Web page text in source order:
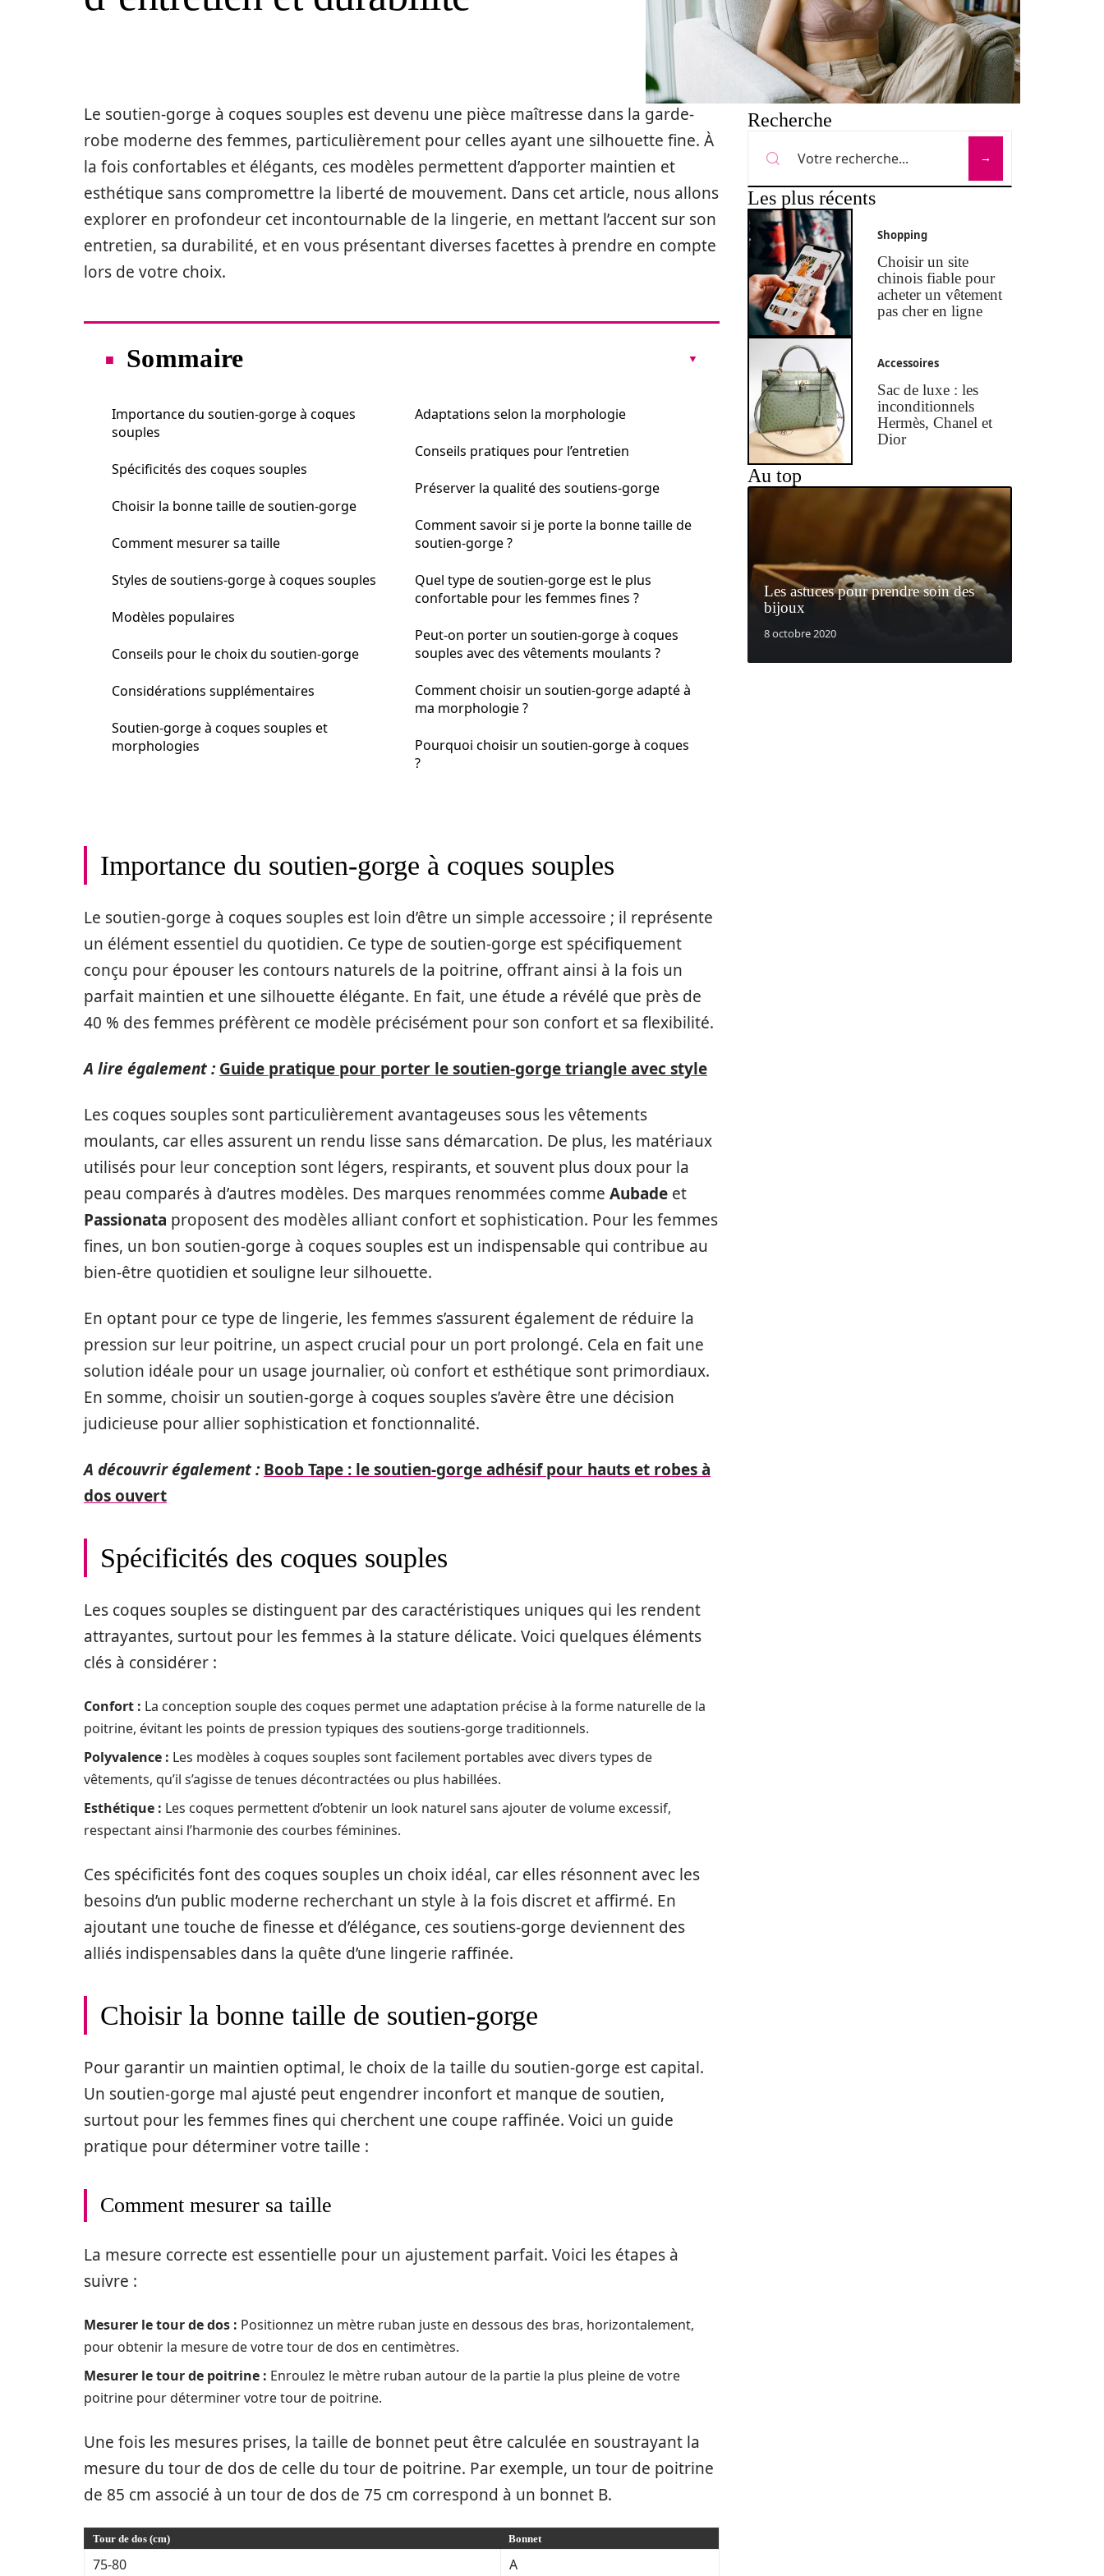
Le soutien-gorge à coques souples est devenu une pièce maîtresse dans la garde-
robe moderne des femmes, particulièrement pour celles ayant une silhouette fine. À
la fois confortables et élégants, ces modèles permettent d’apporter maintien et
esthétique sans compromettre la liberté de mouvement. Dans cet article, nous allons
explorer en profondeur cet incontournable de la lingerie, en mettant l’accent sur son
entretien, sa durabilité, et en vous présentant diverses facettes à prendre en compte
lors de votre choix.
Sommaire
Importance du soutien-gorge à coques
souples
Spécificités des coques souples
Choisir la bonne taille de soutien-gorge
Comment mesurer sa taille
Styles de soutiens-gorge à coques souples
Modèles populaires
Conseils pour le choix du soutien-gorge
Considérations supplémentaires
Soutien-gorge à coques souples et
morphologies
Adaptations selon la morphologie
Conseils pratiques pour l’entretien
Préserver la qualité des soutiens-gorge
Comment savoir si je porte la bonne taille de
soutien-gorge ?
Quel type de soutien-gorge est le plus
confortable pour les femmes fines ?
Peut-on porter un soutien-gorge à coques
souples avec des vêtements moulants ?
Comment choisir un soutien-gorge adapté à
ma morphologie ?
Pourquoi choisir un soutien-gorge à coques
?
Importance du soutien-gorge à coques souples
Le soutien-gorge à coques souples est loin d’être un simple accessoire ; il représente
un élément essentiel du quotidien. Ce type de soutien-gorge est spécifiquement
conçu pour épouser les contours naturels de la poitrine, offrant ainsi à la fois un
parfait maintien et une silhouette élégante. En fait, une étude a révélé que près de
40 % des femmes préfèrent ce modèle précisément pour son confort et sa flexibilité.
A lire également : Guide pratique pour porter le soutien-gorge triangle avec style
Les coques souples sont particulièrement avantageuses sous les vêtements
moulants, car elles assurent un rendu lisse sans démarcation. De plus, les matériaux
utilisés pour leur conception sont légers, respirants, et souvent plus doux pour la
peau comparés à d’autres modèles. Des marques renommées comme Aubade et
Passionata proposent des modèles alliant confort et sophistication. Pour les femmes
fines, un bon soutien-gorge à coques souples est un indispensable qui contribue au
bien-être quotidien et souligne leur silhouette.
En optant pour ce type de lingerie, les femmes s’assurent également de réduire la
pression sur leur poitrine, un aspect crucial pour un port prolongé. Cela en fait une
solution idéale pour un usage journalier, où confort et esthétique sont primordiaux.
En somme, choisir un soutien-gorge à coques souples s’avère être une décision
judicieuse pour allier sophistication et fonctionnalité.
A découvrir également : Boob Tape : le soutien-gorge adhésif pour hauts et robes à
dos ouvert
Spécificités des coques souples
Les coques souples se distinguent par des caractéristiques uniques qui les rendent
attrayantes, surtout pour les femmes à la stature délicate. Voici quelques éléments
clés à considérer :
Confort : La conception souple des coques permet une adaptation précise à la forme naturelle de la
poitrine, évitant les points de pression typiques des soutiens-gorge traditionnels.
Polyvalence : Les modèles à coques souples sont facilement portables avec divers types de
vêtements, qu’il s’agisse de tenues décontractées ou plus habillées.
Esthétique : Les coques permettent d’obtenir un look naturel sans ajouter de volume excessif,
respectant ainsi l’harmonie des courbes féminines.
Ces spécificités font des coques souples un choix idéal, car elles résonnent avec les
besoins d’un public moderne recherchant un style à la fois discret et affirmé. En
ajoutant une touche de finesse et d’élégance, ces soutiens-gorge deviennent des
alliés indispensables dans la quête d’une lingerie raffinée.
Choisir la bonne taille de soutien-gorge
Pour garantir un maintien optimal, le choix de la taille du soutien-gorge est capital.
Un soutien-gorge mal ajusté peut engendrer inconfort et manque de soutien,
surtout pour les femmes fines qui cherchent une coupe raffinée. Voici un guide
pratique pour déterminer votre taille :
Comment mesurer sa taille
La mesure correcte est essentielle pour un ajustement parfait. Voici les étapes à
suivre :
Mesurer le tour de dos : Positionnez un mètre ruban juste en dessous des bras, horizontalement,
pour obtenir la mesure de votre tour de dos en centimètres.
Mesurer le tour de poitrine : Enroulez le mètre ruban autour de la partie la plus pleine de votre
poitrine pour déterminer votre tour de poitrine.
Une fois les mesures prises, la taille de bonnet peut être calculée en soustrayant la
mesure du tour de dos de celle du tour de poitrine. Par exemple, un tour de poitrine
de 85 cm associé à un tour de dos de 75 cm correspond à un bonnet B.
Tour de dos (cm) Bonnet
75-80 A
Recherche
Les plus récents
Shopping
Choisir un site
chinois fiable pour
acheter un vêtement
pas cher en ligne
Accessoires
Sac de luxe : les
inconditionnels
Hermès, Chanel et
Dior
Au top
Les astuces pour prendre soin des
bijoux
8 octobre 2020